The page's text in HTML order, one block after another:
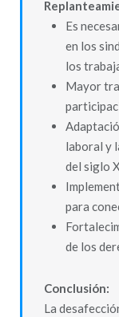
Es
en los
los
Mayor
laboral y
del siglo
para
de los
Conclusión:
La